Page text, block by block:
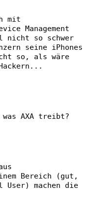
mit
Management
nicht so schwer
seine iPhones
so, als wäre
AXA treibt?
Bereich (gut,
User) machen die